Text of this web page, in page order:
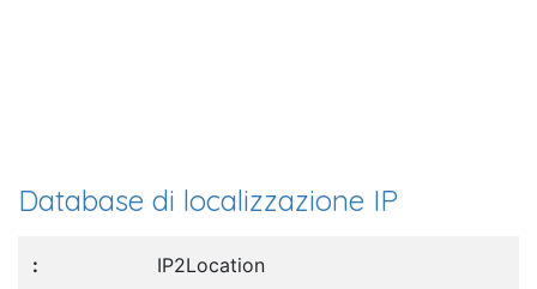
Database di localizzazione IP
IP2Location